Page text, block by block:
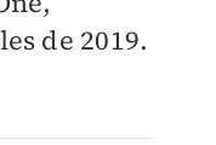
de 2019.